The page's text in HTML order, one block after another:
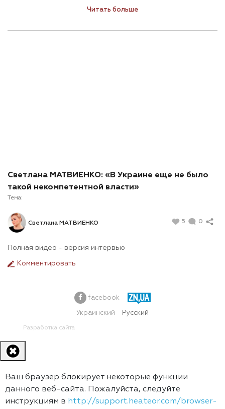
вышел. И почти два месяца после годовщины смерти Кати
резонансному делу новая власть не предпринимала. Как
Читать больше
Светлана МАТВИЕНКО: «В Украине еще не было
такой некомпетентной власти»
Тема:
Светлана МАТВИЕНКО 5 0
Полная видео - версия интервью
Комментировать
facebook
Украинский Русский
Разработка сайта
Ваш браузер блокирует некоторые функции
данного веб-сайта. Пожалуйста, следуйте
инструкциям в http://support.heateor.com/browser-